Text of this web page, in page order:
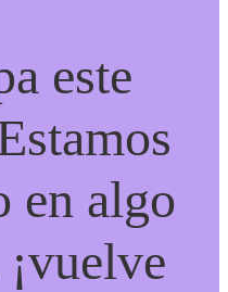
este
en algo